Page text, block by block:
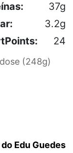
37g
3.2g
24
(248g)
Edu Guedes